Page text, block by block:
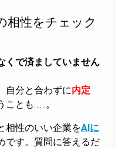
相性をチェック
くで済ましていません
自分と合わずに内定
ことも……。
相性のいい企業をAIに
です。質問に答えるだ